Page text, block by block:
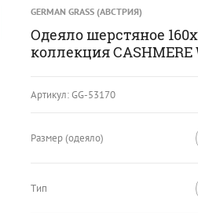
GERMAN GRASS (АВСТРИЯ)
Одеяло шерстяное
коллекция CASHMERE
Артикул:GG-53170
Размер (одеяло)
Тип